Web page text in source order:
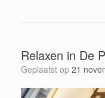
Relaxen in De
Geplaatst op 21